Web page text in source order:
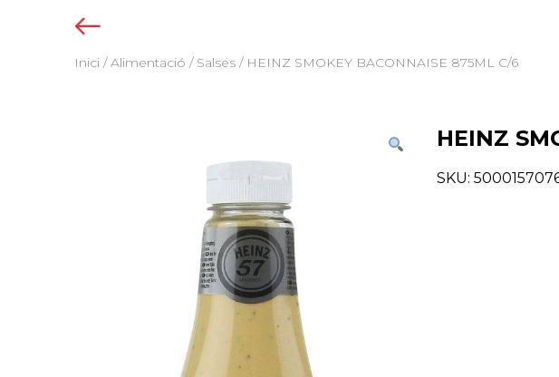
Inici /Alimentació / Salses / HEINZ SMOKEY BACONNAISE 875ML C/6
HEINZ
SKU: